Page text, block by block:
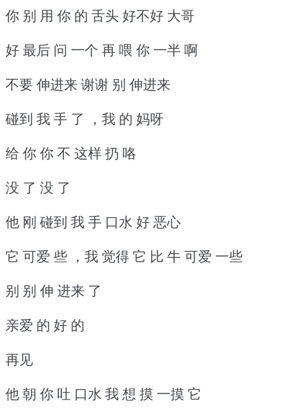
你 别 用 你 的 舌头 好不好 大哥
好 最后 问 一个 再 喂 你 一半 啊
不要 伸进来 谢谢 别 伸进来
碰到 我 手 了 ，我 的 妈呀
给 你 你 不 这样 扔 咯
没 了 没 了
他 刚 碰到 我 手 口水 好 恶心
它 可爱 些 ，我 觉得 它 比 牛 可爱 一些
别 别 伸 进来 了
亲爱 的 好 的
再见
他 朝 你 吐 口水 我 想 摸 一摸 它